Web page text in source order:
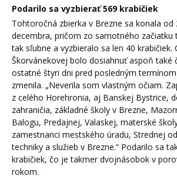
Podarilo sa vyzbierať 569 krabičiek
Tohtoročná zbierka v Brezne sa konala od
decembra, pričom zo samotného začiatku
tak sľubne a vyzbieralo sa len 40 krabičiek.
Škorvánekovej bolo dosiahnuť aspoň také
ostatné štyri dni pred posledným
zmenila. „Neverila som vlastným očiam.
z celého Horehronia, aj Banskej Bystrice,
zahraničia, základné školy v Brezne,
Balogu, Predajnej, Valaskej, materské
zamestnanci mestského úradu, Strednej
techniky a služieb v Brezne.“ Podarilo sa
krabičiek, čo je takmer dvojnásobok v
rokom.